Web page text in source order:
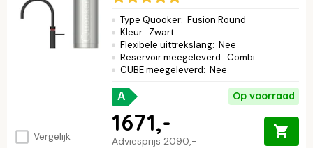
Vergelijk
Type Quooker: Fusion Round
Kleur: Zwart
Flexibele uittrekslang: Nee
Reservoir meegeleverd: Combi
CUBE meegeleverd: Nee
A Op voorraad
Adviesprijs 2090,-
1671,-